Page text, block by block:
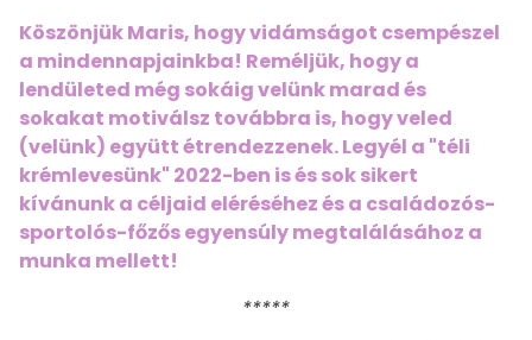
Köszönjük Maris, hogy vidámságot csempészel
a mindennapjainkba! Reméljük, hogy a
lendületed még sokáig velünk marad és
sokakat motiválsz továbbra is, hogy veled
(velünk) együtt étrendezzenek. Legyél a "téli
krémlevesünk" 2022-ben is és sok sikert
kívánunk a céljaid eléréséhez és a családozós-
sportolós-főzős egyensúly megtalálásához a
munka mellett!
*****